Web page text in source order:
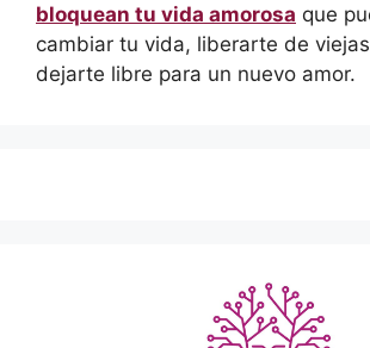
bloquean tu vida amorosa que
cambiar tu vida, liberarte de
dejarte libre para un nuevo amor.